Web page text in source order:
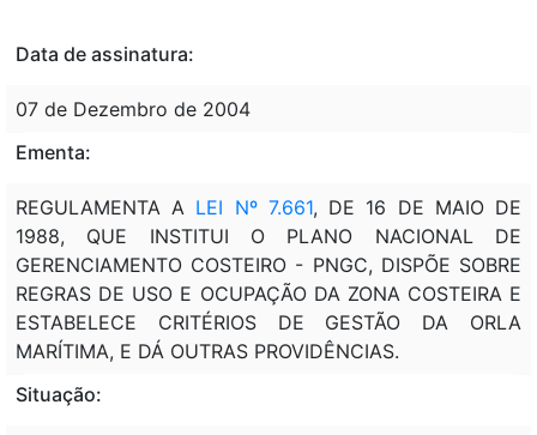
Data de assinatura:
07 de Dezembro de 2004
Ementa:
REGULAMENTA A LEI Nº 7.661, DE 16 DE MAIO DE
1988, QUE INSTITUI O PLANO NACIONAL DE
GERENCIAMENTO COSTEIRO - PNGC, DISPÕE SOBRE
REGRAS DE USO E OCUPAÇÃO DA ZONA COSTEIRA E
ESTABELECE CRITÉRIOS DE GESTÃO DA ORLA
MARÍTIMA, E DÁ OUTRAS PROVIDÊNCIAS.
Situação: